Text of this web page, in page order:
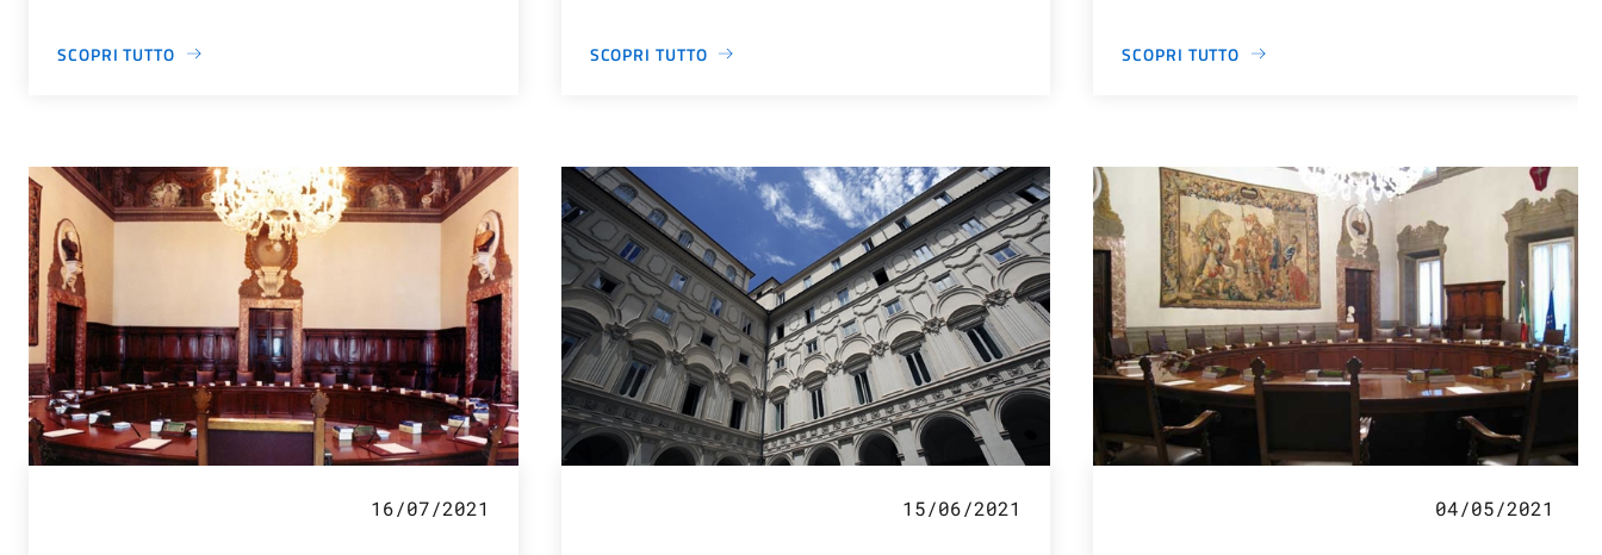
SCOPRI TUTTO SCOPRI TUTTO SCOPRI TUTTO
16/07/2021 15/06/2021 04/05/2021